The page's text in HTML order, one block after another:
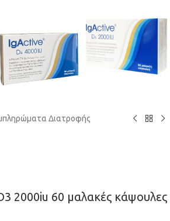
Διατροφής
2000iu 60 μαλακές κάψουλες